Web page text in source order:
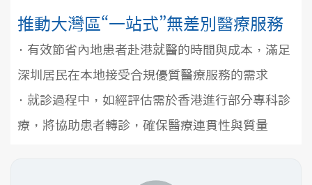
推動大灣區“一站式”無差別醫療服務
· 有效節省內地患者赴港就醫的時間與成本，滿足
深圳居民在本地接受合規優質醫療服務的需求
· 就診過程中，如經評估需於香港進行部分專科診
療，將協助患者轉診，確保醫療連貫性與質量